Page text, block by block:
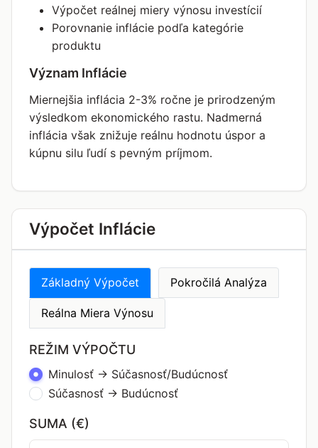
Výpočet reálnej miery výnosu investícií
Porovnanie inflácie podľa kategórie
produktu
Význam Inflácie
Miernejšia inflácia 2-3% ročne je prirodzeným
výsledkom ekonomického rastu. Nadmerná
inflácia však znižuje reálnu hodnotu úspor a
kúpnu silu ľudí s pevným príjmom.
Výpočet Inflácie
Základný Výpočet Pokročilá Analýza
Reálna Miera Výnosu
REŽIM VÝPOČTU
Minulosť → Súčasnosť/Budúcnosť
Súčasnosť → Budúcnosť
SUMA (€)